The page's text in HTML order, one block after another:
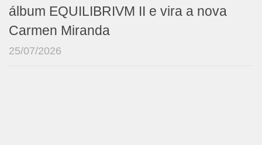
álbum EQUILIBRIVM II e vira a nova
Carmen Miranda
25/07/2026